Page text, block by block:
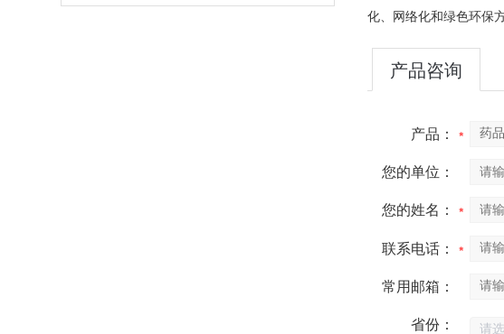
化、网络化和绿色环保
产品咨询
产品：
您的单位：
您的姓名：
联系电话：
常用邮箱：
省份：